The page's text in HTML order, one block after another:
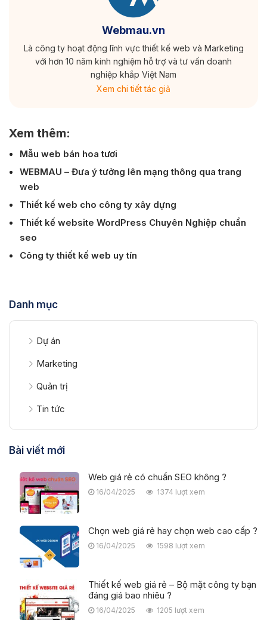
Webmau.vn
Là công ty hoạt động lĩnh vực thiết kế web và Marketing
với hơn 10 năm kinh nghiệm hỗ trợ và tư vấn doanh
nghiệp khắp Việt Nam
Xem chi tiết tác giả
Xem thêm:
Mẫu web bán hoa tươi
WEBMAU – Đưa ý tưởng lên mạng thông qua trang
web
Thiết kế web cho công ty xây dựng
Thiết kế website WordPress Chuyên Nghiệp chuẩn
seo
Công ty thiết kế web uy tín
Danh mục
Dự án
Marketing
Quản trị
Tin tức
Bài viết mới
Web giá rẻ có chuẩn SEO không ?
16/04/2025 1374 lượt xem
Chọn web giá rẻ hay chọn web cao cấp ?
16/04/2025 1598 lượt xem
Thiết kế web giá rẻ – Bộ mặt công ty bạn
đáng giá bao nhiêu ?
16/04/2025 1205 lượt xem